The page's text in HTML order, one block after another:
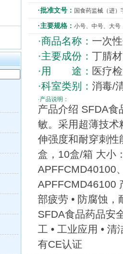
·批准文号： 国食药监械（进）
·主要规格： 小号、中号、大号
·商品名称： 一次
·主要成份： 丁腈
·用 途： 医疗
·科室类别： 消毒/
·产品说明：
产品介绍 SFDA食
敏。采用超薄技术
伸强度和耐穿刺
盒，10盒/箱 大小
APFFCMD40100
APFFCMD46100
部疲劳 • 防腐蚀
SFDA食品药品安
工 • 工业应用 • 清
有CE认证